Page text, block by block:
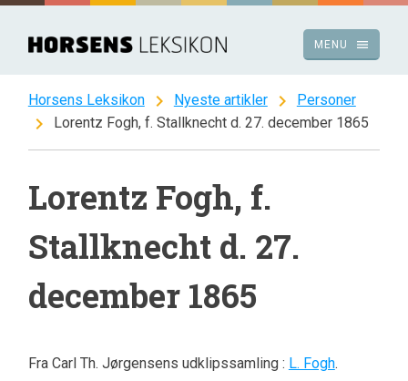
Spring
indhold
menu
MENU
Horsens Leksikon chevron_right Nyeste artikler chevron_right Personer
chevron_right Lorentz Fogh, f. Stallknecht d. 27. december 1865
Lorentz Fogh, f.
Stallknecht d. 27.
december 1865
Fra Carl Th. Jørgensens udklipssamling : L. Fogh.